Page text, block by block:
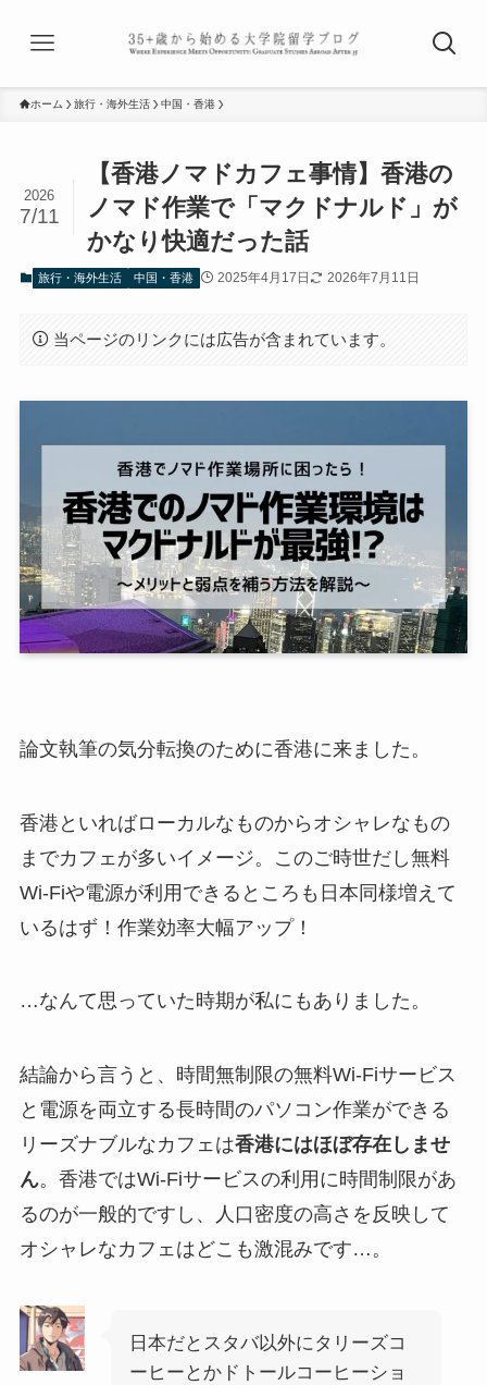
ホーム 旅行・海外生活 中国・香港
【香港ノマドカフェ事情】香港の
ノマド作業で「マクドナルド」が
かなり快適だった話
2026
7/11
旅行・海外生活 中国・香港 2025年4月17日 2026年7月11日
当ページのリンクには広告が含まれています。
論文執筆の気分転換のために香港に来ました。
香港といればローカルなものからオシャレなもの
までカフェが多いイメージ。このご時世だし無料
Wi-Fiや電源が利用できるところも日本同様増えて
いるはず！作業効率大幅アップ！
…なんて思っていた時期が私にもありました。
結論から言うと、時間無制限の無料Wi-Fiサービス
と電源を両立する長時間のパソコン作業ができる
リーズナブルなカフェは香港にはほぼ存在しませ
ん。香港ではWi-Fiサービスの利用に時間制限があ
るのが一般的ですし、人口密度の高さを反映して
オシャレなカフェはどこも激混みです…。
日本だとスタバ以外にタリーズコ
ーヒーとかドトールコーヒーショ